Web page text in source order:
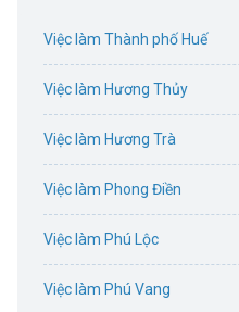
Bưu chính viễn thông
CNTT - Phần mềm
Việc làm Thành phố Huế
Việc làm Hương Thủy
Việc làm Hương Trà
Việc làm Phong Điền
Việc làm Phú Lộc
Việc làm Phú Vang